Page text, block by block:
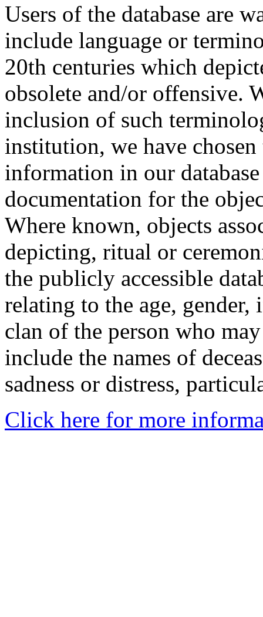
Users of the database are
include language or
20th centuries which
obsolete and/or offensive.
inclusion of such
institution, we have
information in our
documentation for the
Where known, objects
depicting, ritual or
the publicly accessible
relating to the age,
clan of the person who
include the names of
sadness or distress,
Click here for more